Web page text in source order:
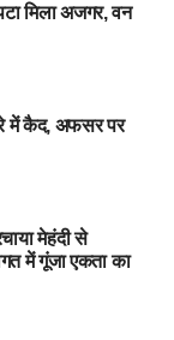
मिला अजगर, वन
में कैद, अफसर पर
मेहंदी से
में गूंजा एकता का